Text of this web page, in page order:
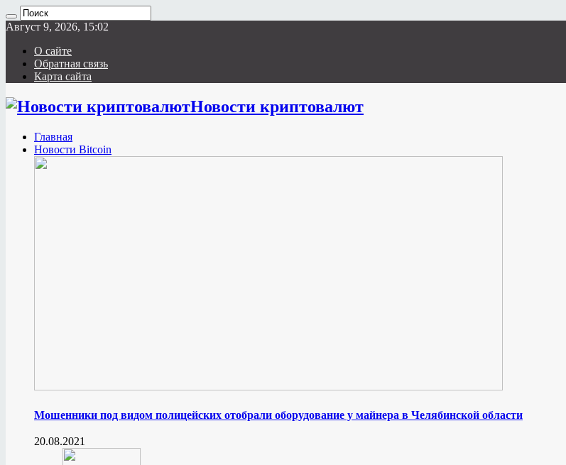
Август 9, 2026, 15:02
О сайте
Обратная связь
Карта сайта
Новости криптовалют
Главная
Новости Bitcoin
Мошенники под видом полицейских отобрали оборудование у майнера в Челябинской области
20.08.2021